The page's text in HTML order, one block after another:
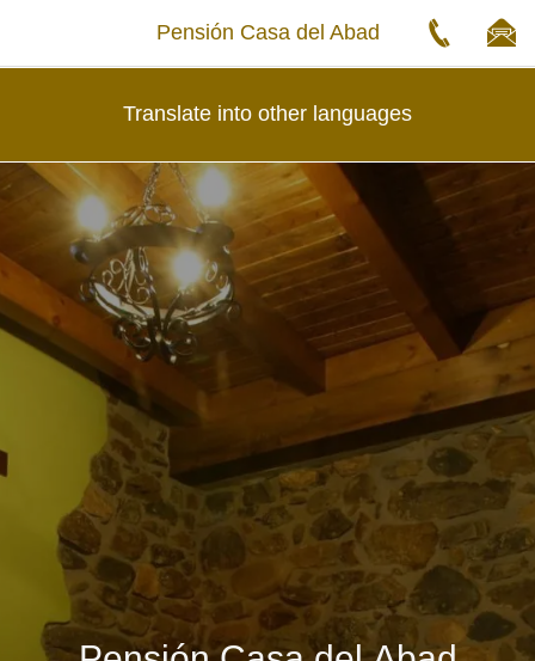
Pensión Casa del Abad
Translate into other languages